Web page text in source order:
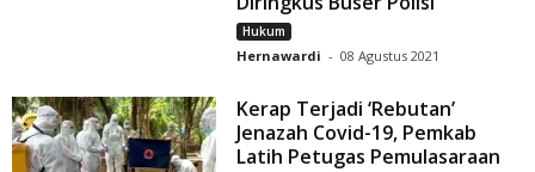
Hukum
Hernawardi - 08 Agustus 2021
Kerap Terjadi ‘Rebutan’
Jenazah Covid-19, Pemkab
Latih Petugas Pemulasaraan